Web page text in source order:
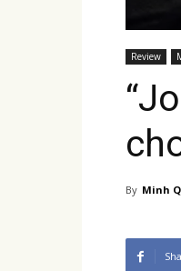
Review
By Minh